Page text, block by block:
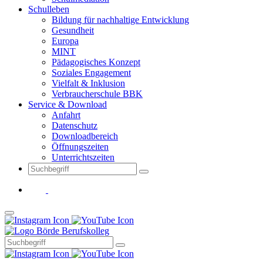
Schulleben
Bildung für nachhaltige Entwicklung
Gesundheit
Europa
MINT
Pädagogisches Konzept
Soziales Engagement
Vielfalt & Inklusion
Verbraucherschule BBK
Service & Download
Anfahrt
Datenschutz
Downloadbereich
Öffnungszeiten
Unterrichtszeiten